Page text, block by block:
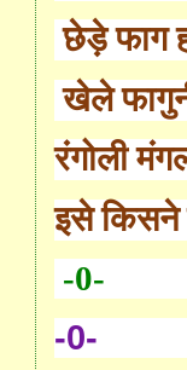
छेड़े फाग
खेले
रंगोली
इसे किसने
-0-
-0-